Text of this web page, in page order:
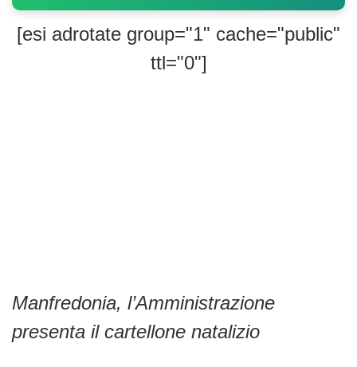
[esi adrotate group="1" cache="public"
ttl="0"]
Manfredonia, l’Amministrazione
presenta il cartellone natalizio